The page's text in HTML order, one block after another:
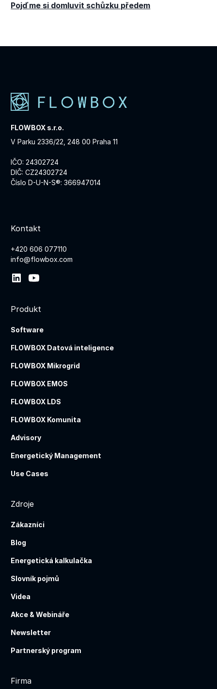
Pojďme si domluvit schůzku předem
FLOWBOX s.r.o.
V Parku 2336/22, 248 00 Praha 11
IČO: 24302724
DIČ: CZ24302724
Číslo D-U-N-S®: 366947014
Kontakt
+420 606 077110
info@flowbox.com
Produkt
Software
FLOWBOX Datová inteligence
FLOWBOX Mikrogrid
FLOWBOX EMOS
FLOWBOX LDS
FLOWBOX Komunita
Advisory
Energetický Management
Use Cases
Zdroje
Zákazníci
Blog
Energetická kalkulačka
Slovník pojmů
Videa
Akce & Webináře
Newsletter
Partnerský program
Firma